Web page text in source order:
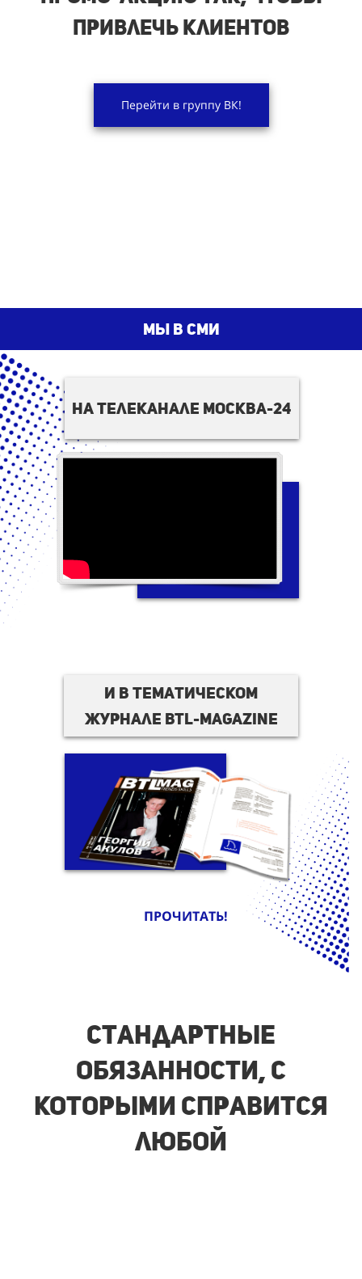
привлечь клиентов
Перейти в группу ВК!
мы в сми
ПРОЧИТАТЬ!
на телеканале москва-24
И в тематическом
журнале BTL-magazine
Стандартные
обязанности, с
которыми справится
любой